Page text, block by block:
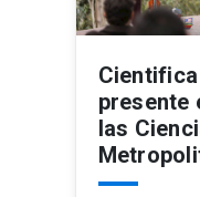
presente
las